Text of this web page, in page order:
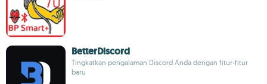
BetterDiscord
Tingkatkan pengalaman Discord Anda dengan fitur-fitur
baru